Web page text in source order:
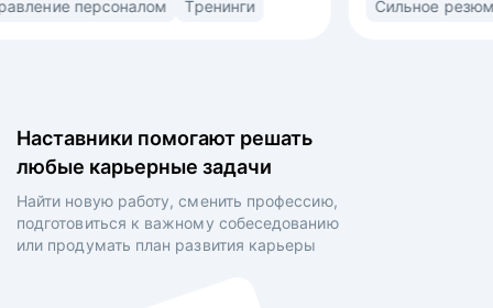
•
итогам
(market/product fit) в найме. Знаю ожидания
Выравниваю ваши личные цели и планы
работодателя.
Управление персоналом
Тренинги
Наставники помогают решать
любые карьерные задачи
Найти новую работу, сменить профессию,
подготовиться к важному собеседованию
или продумать план развития карьеры